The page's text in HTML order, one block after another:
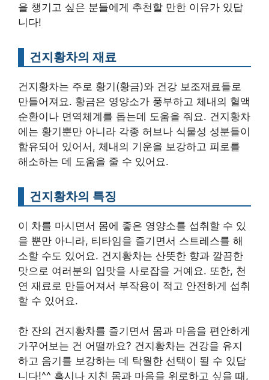
을 챙기고 싶은 분들에게 추천할 만한 이유가 있답
니다!
건지황차의 재료
건지황차는 주로 황기(황금)와 건강 보조재료들로
만들어져요. 황금은 영양소가 풍부하고 체내의 혈액
순환이나 면역체계를 돕는데 도움을 줘요. 건지황차
에는 황기뿐만 아니라 각종 허브나 식물성 성분들이
함유되어 있어서, 체내의 기운을 보강하고 피로를
해소하는 데 도움을 줄 수 있어요.
건지황차의 특징
이 차를 마시면서 몸에 좋은 영양소를 섭취할 수 있
을 뿐만 아니라, 티타임을 즐기면서 스트레스를 해
소할 수도 있어요. 건지황차는 산뜻한 향과 깔끔한
맛으로 여러분의 입맛을 사로잡을 거예요. 또한, 천
연 재료로 만들어져서 부작용이 적고 안전하게 섭취
할 수 있어요.
한 잔의 건지황차를 즐기면서 몸과 마음을 편안하게
가꾸어보는 건 어떨까요? 건지황차는 건강을 유지
하고 음기를 보강하는 데 탁월한 선택이 될 수 있답
니다!^^ 혹시나 지친 몸과 마음을 위로하고 싶을 때,